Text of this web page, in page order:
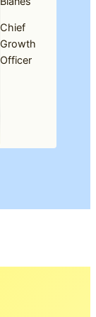
Chief
Growth
Officer